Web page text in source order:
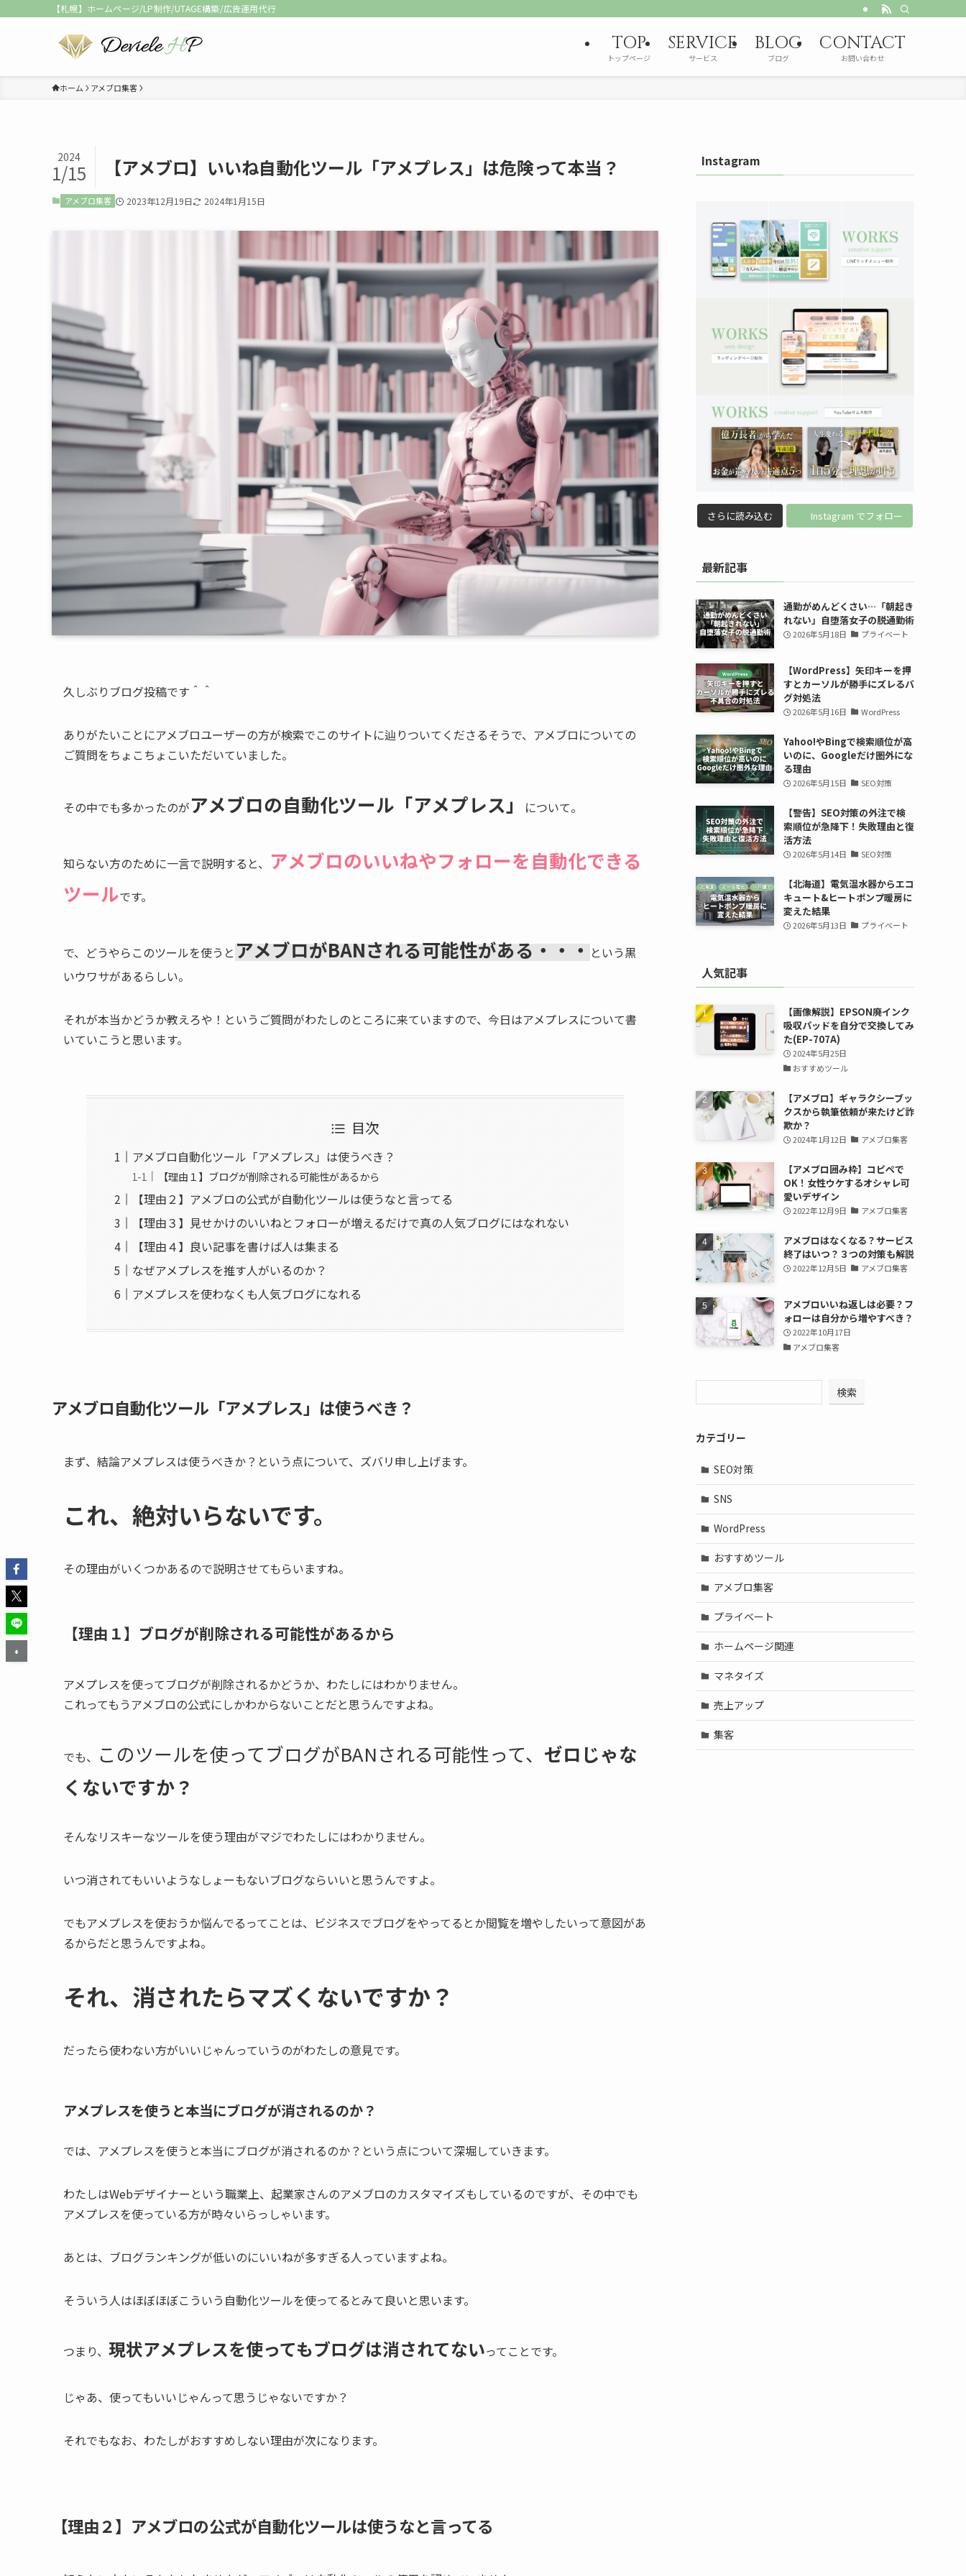
【札幌】ホームページ/LP制作/UTAGE構築/広告運用代行
TOP
トップページ
SERVICE
サービス
BLOG
ブログ
CONTACT
お問い合わせ
ホーム アメブロ集客
【アメブロ】いいね自動化ツール「アメプレス」は危険って本当？
2024
1/15
アメブロ集客 2023年12月19日 2024年1月15日
久しぶりブログ投稿です＾＾
ありがたいことにアメブロユーザーの方が検索でこのサイトに辿りついてくださるそうで、アメブロについての
ご質問をちょこちょこいただいていました。
その中でも多かったのがアメブロの自動化ツール「アメプレス」 について。
知らない方のために一言で説明すると、 アメブロのいいねやフォローを自動化できる
ツールです。
で、どうやらこのツールを使うと アメブロがBANされる可能性がある・・・ という黒
いウワサがあるらしい。
それが本当かどうか教えろや！というご質問がわたしのところに来ていますので、今日はアメプレスについて書
いていこうと思います。
目次
アメブロ自動化ツール「アメプレス」は使うべき？
【理由１】ブログが削除される可能性があるから
【理由２】アメブロの公式が自動化ツールは使うなと言ってる
【理由３】見せかけのいいねとフォローが増えるだけで真の人気ブログにはなれない
【理由４】良い記事を書けば人は集まる
なぜアメプレスを推す人がいるのか？
アメプレスを使わなくも人気ブログになれる
アメブロ自動化ツール「アメプレス」は使うべき？
まず、結論アメプレスは使うべきか？という点について、ズバリ申し上げます。
これ、絶対いらないです。
その理由がいくつかあるので説明させてもらいますね。
【理由１】ブログが削除される可能性があるから
アメプレスを使ってブログが削除されるかどうか、わたしにはわかりません。
これってもうアメブロの公式にしかわからないことだと思うんですよね。
でも、 このツールを使ってブログがBANされる可能性って、 ゼロじゃな
くないですか？
そんなリスキーなツールを使う理由がマジでわたしにはわかりません。
いつ消されてもいいようなしょーもないブログならいいと思うんですよ。
でもアメプレスを使おうか悩んでるってことは、ビジネスでブログをやってるとか閲覧を増やしたいって意図があ
るからだと思うんですよね。
それ、消されたらマズくないですか？
だったら使わない方がいいじゃんっていうのがわたしの意見です。
アメプレスを使うと本当にブログが消されるのか？
では、アメプレスを使うと本当にブログが消されるのか？という点について深堀していきます。
わたしはWebデザイナーという職業上、起業家さんのアメブロのカスタマイズもしているのですが、その中でも
アメプレスを使っている方が時々いらっしゃいます。
あとは、ブログランキングが低いのにいいねが多すぎる人っていますよね。
そういう人はほぼほぼこういう自動化ツールを使ってるとみて良いと思います。
つまり、 現状アメプレスを使ってもブログは消されてないってことです。
じゃあ、使ってもいいじゃんって思うじゃないですか？
それでもなお、わたしがおすすめしない理由が次になります。
【理由２】アメブロの公式が自動化ツールは使うなと言ってる
Instagram
さらに読み込む Instagram でフォロー
最新記事
通勤がめんどくさい…「朝起き
れない」自堕落女子の脱通勤術
2026年5月18日 プライベート
【WordPress】矢印キーを押
すとカーソルが勝手にズレるバ
グ対処法
2026年5月16日 WordPress
Yahoo!やBingで検索順位が高
いのに、Googleだけ圏外にな
る理由
2026年5月15日 SEO対策
【警告】SEO対策の外注で検
索順位が急降下！失敗理由と復
活方法
2026年5月14日 SEO対策
【北海道】電気温水器からエコ
キュート&ヒートポンプ暖房に
変えた結果
2026年5月13日 プライベート
人気記事
【画像解説】EPSON廃インク
吸収パッドを自分で交換してみ
た(EP-707A)
2024年5月25日
おすすめツール
【アメブロ】ギャラクシーブッ
クスから執筆依頼が来たけど詐
欺か？
2024年1月12日 アメブロ集客
【アメブロ囲み枠】コピペで
OK！女性ウケするオシャレ可
愛いデザイン
2022年12月9日 アメブロ集客
アメブロはなくなる？サービス
終了はいつ？３つの対策も解説
2022年12月5日 アメブロ集客
アメブロいいね返しは必要？フ
ォローは自分から増やすべき？
2022年10月17日
アメブロ集客
検索
カテゴリー
SEO対策
SNS
WordPress
おすすめツール
アメブロ集客
プライベート
ホームページ関連
マネタイズ
売上アップ
集客